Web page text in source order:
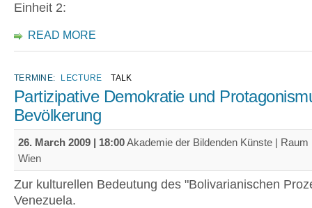
Einheit 2:
READ MORE
TERMINE: LECTURE TALK
Partizipative Demokratie und
Bevölkerung
26. March 2009 | 18:00Akademie der Bildenden Künste | Raum
Wien
Zur kulturellen Bedeutung des "Bolivarianischen
Venezuela.